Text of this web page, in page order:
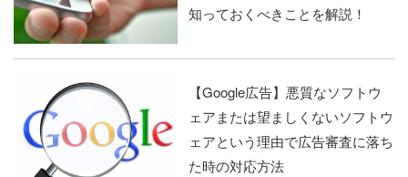
知っておくべきことを解説！
【Google広告】悪質なソフトウ
ェアまたは望ましくないソフトウ
ェアという理由で広告審査に落ち
た時の対応方法